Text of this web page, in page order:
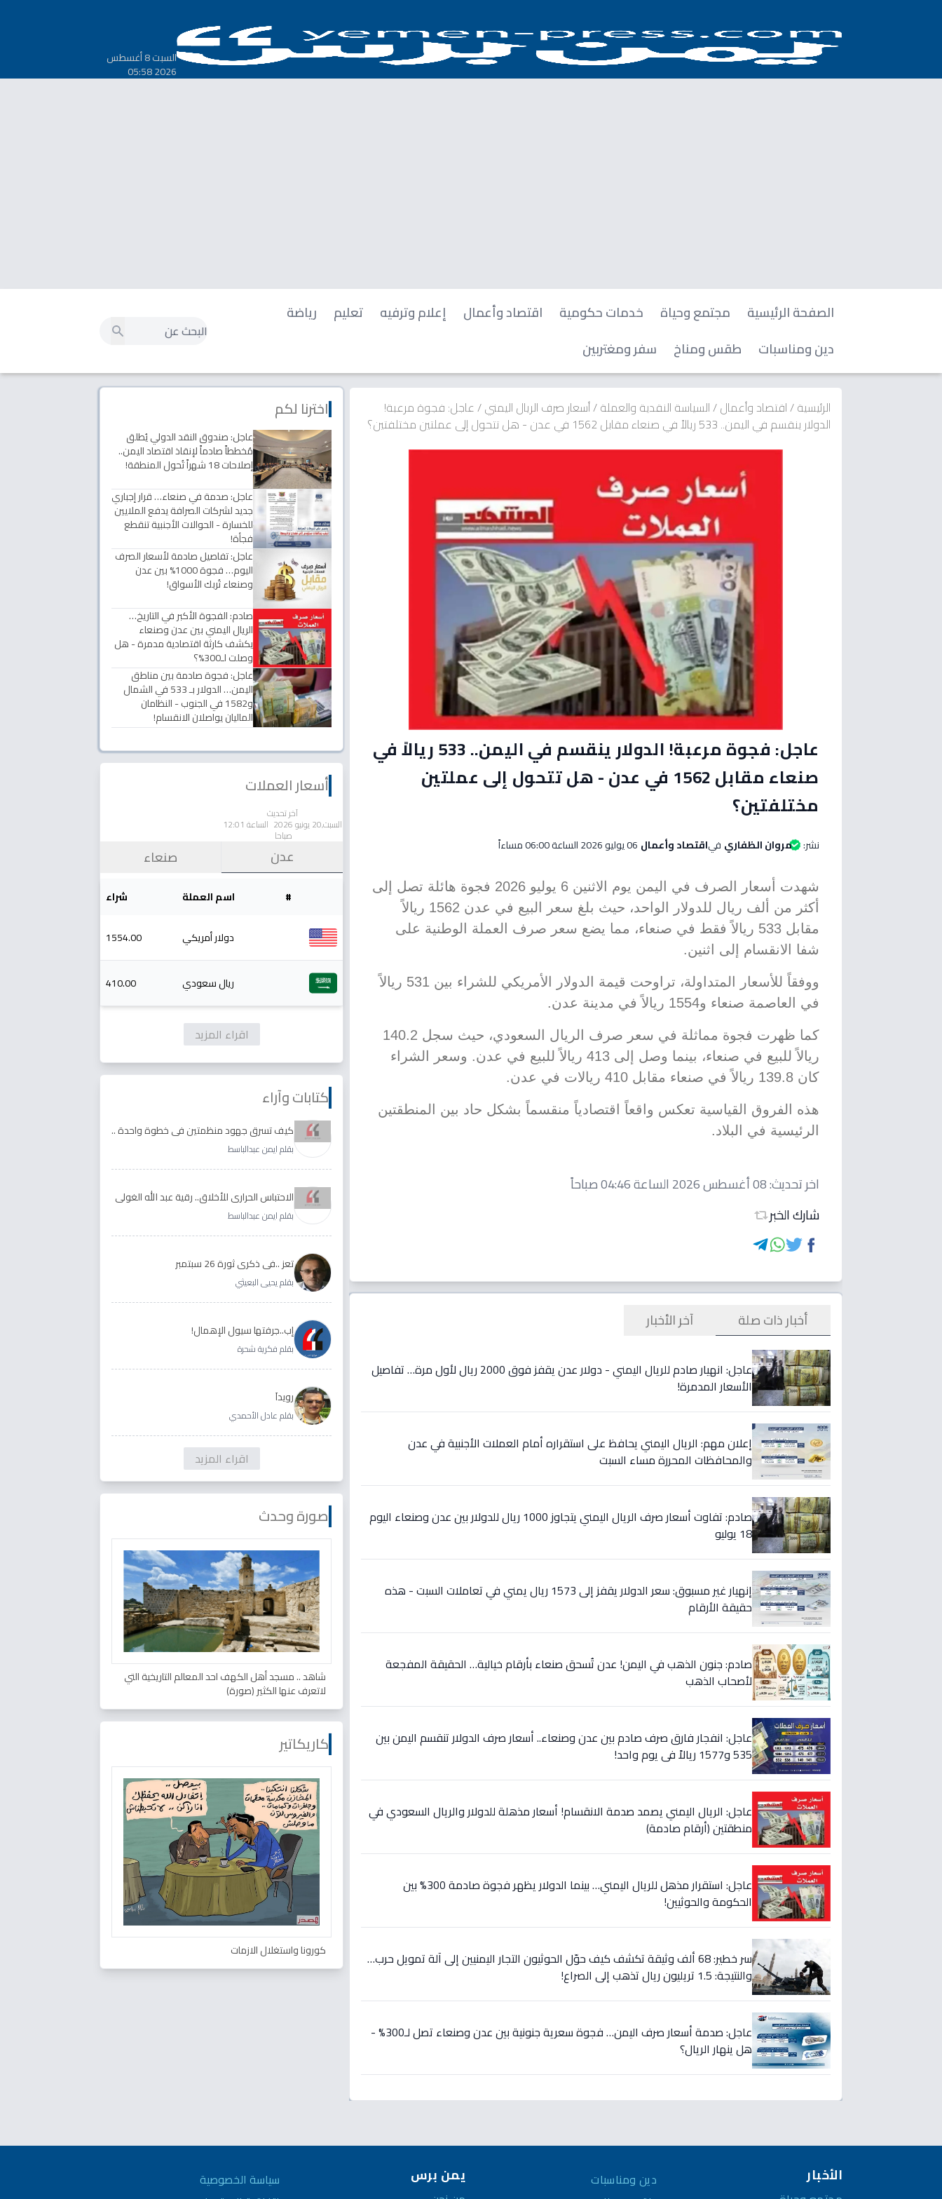
السبت 8 أغسطس
2026 05:58
الصفحة الرئيسية مجتمع وحياة خدمات حكومية اقتصاد وأعمال إعلام وترفيه تعليم
رياضة
دين ومناسبات
طقس ومناخ سفر ومغتربين
الرئيسية/اقتصاد وأعمال/السياسة النقدية والعملة/أسعار صرف الريال اليمني/عاجل: فجوة مرعبة!
الدولار ينقسم في اليمن.. 533 ريالاً في صنعاء مقابل 1562 في عدن - هل تتحول إلى عملتين مختلفتين؟
عاجل: فجوة مرعبة! الدولار ينقسم في اليمن.. 533 ريالاً في
صنعاء مقابل 1562 في عدن - هل تتحول إلى عملتين
مختلفتين؟
نشر: مروان الظفاري فياقتصاد وأعمال 06 يوليو 2026 الساعة 06:00 مساءاً
شهدت أسعار الصرف في اليمن يوم الاثنين 6 يوليو 2026 فجوة هائلة تصل إلى
أكثر من ألف ريال للدولار الواحد، حيث بلغ سعر البيع في عدن 1562 ريالاً
مقابل 533 ريالاً فقط في صنعاء، مما يضع سعر صرف العملة الوطنية على
شفا الانقسام إلى اثنين.
ووفقاً للأسعار المتداولة، تراوحت قيمة الدولار الأمريكي للشراء بين 531 ريالاً
في العاصمة صنعاء و1554 ريالاً في مدينة عدن.
كما ظهرت فجوة مماثلة في سعر صرف الريال السعودي، حيث سجل 140.2
ريالاً للبيع في صنعاء، بينما وصل إلى 413 ريالاً للبيع في عدن. وسعر الشراء
كان 139.8 ريالاً في صنعاء مقابل 410 ريالات في عدن.
هذه الفروق القياسية تعكس واقعاً اقتصادياً منقسماً بشكل حاد بين المنطقتين
الرئيسية في البلاد.
اخر تحديث:08 أغسطس 2026 الساعة 04:46 صباحاً
شارك الخبر
أخبار ذات صلة آخر الأخبار
عاجل: انهيار صادم للريال اليمني - دولار عدن يقفز فوق 2000 ريال لأول مرة… تفاصيل
الأسعار المدمرة!
إعلان مهم: الريال اليمني يحافظ على استقراره أمام العملات الأجنبية في عدن
والمحافظات المحررة مساء السبت
صادم: تفاوت أسعار صرف الريال اليمني يتجاوز 1000 ريال للدولار بين عدن وصنعاء اليوم
18 يوليو
إنهيار غير مسبوق: سعر الدولار يقفز إلى 1573 ريال يمني في تعاملات السبت - هذه
حقيقة الأرقام
صادم: جنون الذهب في اليمن! عدن تُسحق صنعاء بأرقام خيالية… الحقيقة المفجعة
لأصحاب الذهب
عاجل: انفجار فارق صرف صادم بين عدن وصنعاء.. أسعار صرف الدولار تنقسم اليمن بين
535 و1577 ريالاً في يوم واحد!
عاجل: الريال اليمني يصمد صدمة الانقسام! أسعار مذهلة للدولار والريال السعودي في
منطقتين (أرقام صادمة)
عاجل: استقرار مذهل للريال اليمني… بينما الدولار يظهر فجوة صادمة 300% بين
الحكومة والحوثيين!
سر خطير: 68 ألف وثيقة تكشف كيف حوّل الحوثيون التجار اليمنيين إلى آلة تمويل حرب…
والنتيجة: 1.5 تريليون ريال تذهب إلى الصراع!
عاجل: صدمة أسعار صرف اليمن… فجوة سعرية جنونية بين عدن وصنعاء تصل لـ300% -
هل ينهار الريال؟
اخترنا لكم
عاجل: صندوق النقد الدولي يُطلق
مُخططاً صادماً لإنقاذ اقتصاد اليمن..
إصلاحات 18 شهراً تُحول المنطقة!
عاجل: صدمة في صنعاء… قرار إجباري
جديد لشركات الصرافة يدفع الملايين
للخسارة - الحوالات الأجنبية تنقطع
فجأة!
عاجل: تفاصيل صادمة لأسعار الصرف
اليوم… فجوة 1000% بين عدن
وصنعاء تُربك الأسواق!
صادم: الفجوة الأكبر في التاريخ…
الريال اليمني بين عدن وصنعاء
يكشف كارثة اقتصادية مدمرة - هل
وصلت لـ300%؟
عاجل: فجوة صادمة بين مناطق
اليمن… الدولار بـ 533 في الشمال
و1582 في الجنوب - النظامان
الماليان يواصلان الانقسام!
أسعار العملات
آخر تحديث
السبت,20 يونيو 2026 الساعة 12:01
صباحا
عدن صنعاء
# اسم العملة شراء
دولار أمريكي 1554.00
ريال سعودي 410.00
اقراء المزيد
كتابات وآراء
كيف تسرق جهود منظمتين في خطوة واحدة ..
الأجابة لدى رقية عبد الله الغولي وغدير طيره
بقلم ايمن عبدالباسط
الاحتباس الحراري للأخلاق.. رقية عبد الله الغولي
وغدير طيره نموذجا
بقلم ايمن عبدالباسط
تعز ..في ذكرى ثورة 26 سبتمبر
بقلم يحيى البعيثي
إب..جرفتها سيول الإهمال!
بقلم فكرية شحرة
رويداَ
بقلم عادل الأحمدي
اقراء المزيد
صورة وحدث
شاهد .. مسجد أهل الكهف احد المعالم التاريخية التي
لاتعرف عنها الكثير (صورة)
كاريكاتير
كورونا واستغلال الازمات
الأخبار
دين ومناسبات
يمن برس
سياسة الخصوصية